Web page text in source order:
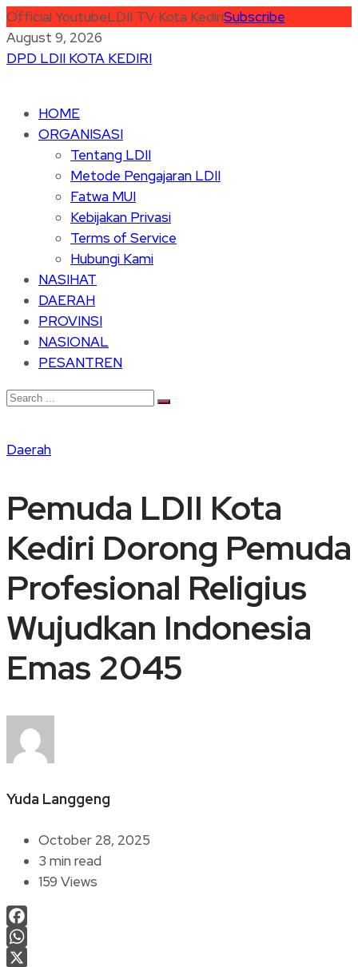
Official YoutubeLDII TV Kota KediriSubscribe
August 9, 2026
DPD LDII KOTA KEDIRI
HOME
ORGANISASI
Tentang LDII
Metode Pengajaran LDII
Fatwa MUI
Kebijakan Privasi
Terms of Service
Hubungi Kami
NASIHAT
DAERAH
PROVINSI
NASIONAL
PESANTREN
Daerah
Pemuda LDII Kota
Kediri Dorong Pemuda
Profesional Religius
Wujudkan Indonesia
Emas 2045
Yuda Langgeng
October 28, 2025
3 min read
159 Views
Facebook
WhatsApp